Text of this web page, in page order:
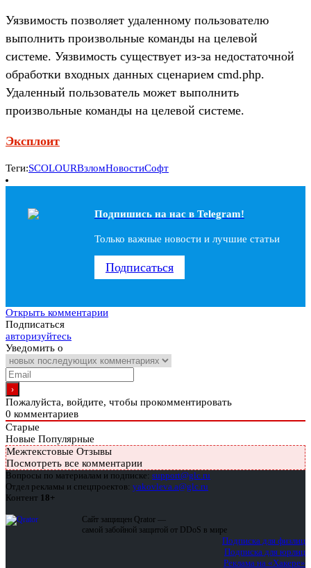
Уязвимость позволяет удаленному пользователю
выполнить произвольные команды на целевой
системе. Уязвимость существует из-за недостаточной
обработки входных данных сценарием cmd.php.
Удаленный пользователь может выполнить
произвольные команды на целевой системе.
Эксплоит
Теги:SCOLOURВзломНовостиСофт
Подпишись на наc в Telegram!
Только важные новости и лучшие статьи
Подписаться
Открыть комментарии
Подписаться
авторизуйтесь
Уведомить о
Пожалуйста, войдите, чтобы прокомментировать
0 комментариев
Старые
Новые Популярные
Межтекстовые Отзывы
Посмотреть все комментарии
Вопросы по материалам и подписке: support@glc.ru
Отдел рекламы и спецпроектов: yakovleva.a@glc.ru
Контент 18+
Сайт защищен Qrator —
самой забойной защитой от DDoS в мире
Подписка для физлиц
Подписка для юрлиц
Реклама на «Хакере»